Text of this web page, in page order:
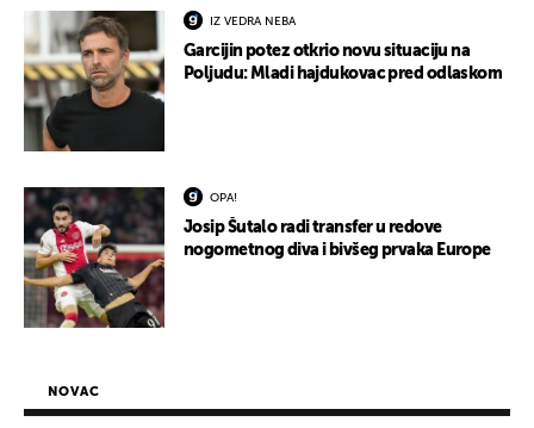
IZ VEDRA NEBA
Garcijin potez otkrio novu situaciju na
Poljudu: Mladi hajdukovac pred odlaskom
OPA!
Josip Šutalo radi transfer u redove
nogometnog diva i bivšeg prvaka Europe
NOVAC